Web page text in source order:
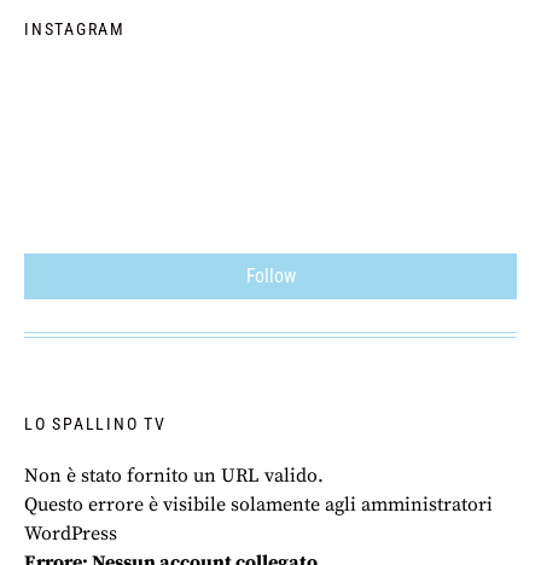
INSTAGRAM
Follow
LO SPALLINO TV
Non è stato fornito un URL valido.
Questo errore è visibile solamente agli amministratori
WordPress